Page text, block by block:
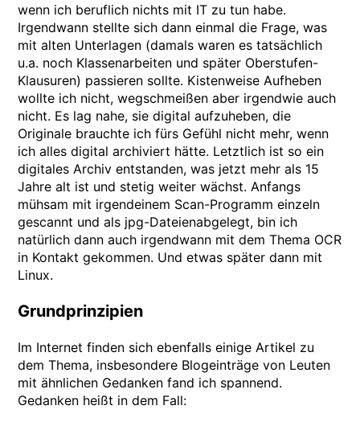
wenn ich beruflich nichts mit IT zu tun habe.
Irgendwann stellte sich dann einmal die Frage, was
mit alten Unterlagen (damals waren es tatsächlich
u.a. noch Klassenarbeiten und später Oberstufen-
Klausuren) passieren sollte. Kistenweise Aufheben
wollte ich nicht, wegschmeißen aber irgendwie auch
nicht. Es lag nahe, sie digital aufzuheben, die
Originale brauchte ich fürs Gefühl nicht mehr, wenn
ich alles digital archiviert hätte. Letztlich ist so ein
digitales Archiv entstanden, was jetzt mehr als 15
Jahre alt ist und stetig weiter wächst. Anfangs
mühsam mit irgendeinem Scan-Programm einzeln
gescannt und als jpg-Dateienabgelegt, bin ich
natürlich dann auch irgendwann mit dem Thema OCR
in Kontakt gekommen. Und etwas später dann mit
Linux.
Grundprinzipien
Im Internet finden sich ebenfalls einige Artikel zu
dem Thema, insbesondere Blogeinträge von Leuten
mit ähnlichen Gedanken fand ich spannend.
Gedanken heißt in dem Fall: